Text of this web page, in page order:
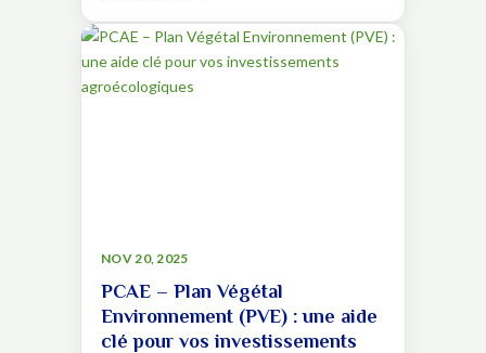
PCAE – Plan Végétal
Environnement (PVE) : une aide
clé pour vos investissements
NOV 20, 2025